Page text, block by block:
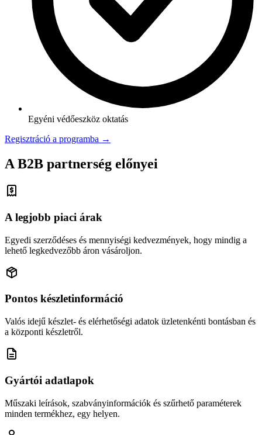
Egyéni védőeszköz oktatás
Regisztráció a programba →
A B2B partnerség előnyei
A legjobb piaci árak
Egyedi szerződéses és mennyiségi kedvezmények, hogy mindig a
lehető legkedvezőbb áron vásároljon.
Pontos készletinformáció
Valós idejű készlet- és elérhetőségi adatok üzletenkénti bontásban és
a központi készletről.
Gyártói adatlapok
Műszaki leírások, szabványinformációk és szűrhető paraméterek
minden termékhez, egy helyen.